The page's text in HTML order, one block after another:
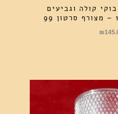
קולה וגביעים
₪